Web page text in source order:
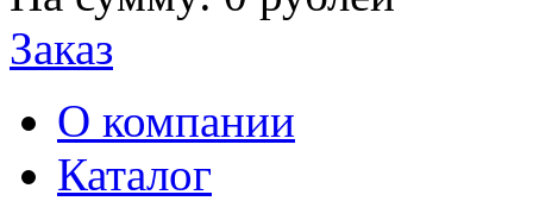
Заказ
О компании
Каталог